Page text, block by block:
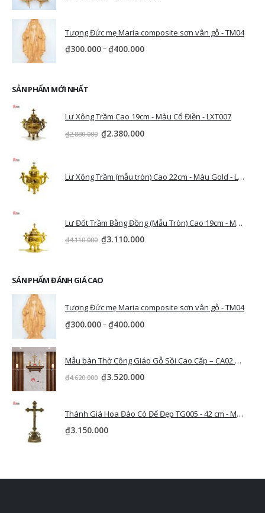
Tượng Đức mẹ Maria composite sơn vân gỗ - TM04
₫300.000–₫400.000
SẢN PHẨM MỚI NHẤT
Lư Xông Trầm Cao 19cm - Màu Cổ Điền - LXT007
₫2.880.000 ₫2.380.000
Lư Xông Trầm (mẫu tròn) Cao 22cm - Màu Gold - LXT006
Lư Đốt Trầm Bằng Đồng (Mẫu Tròn) Cao 19cm - Màu Vàng Gold - LXT005
₫4.110.000 ₫3.110.000
SÁN PHẨM ĐÁNH GIÁ CAO
Tượng Đức mẹ Maria composite sơn vân gỗ - TM04
₫300.000–₫400.000
Mẫu bàn Thờ Công Giáo Gỗ Sồi Cao Cấp – CA02 Brown
₫4.620.000 ₫3.520.000
Thánh Giá Hoa Đào Có Đế Đẹp TG005 - 42 cm - Màu Cổ Điển
₫3.150.000